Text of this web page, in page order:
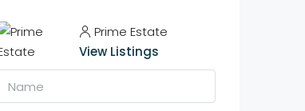
Prime Estate
View Listings